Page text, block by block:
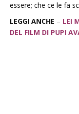
essere; che ce le fa
LEGGI ANCHE – LEI
DEL FILM DI PUPI